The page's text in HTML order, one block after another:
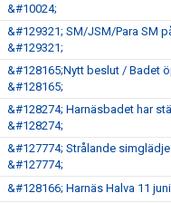
&#10024;
&#129321; SM/JSM/Para SM
&#129321;
&#128165;Nytt beslut / Badet
&#128165;
&#128274; Harnäsbadet har
&#128274;
&#127774; Strålande
&#127774;
&#128166; Harnäs Halva 11